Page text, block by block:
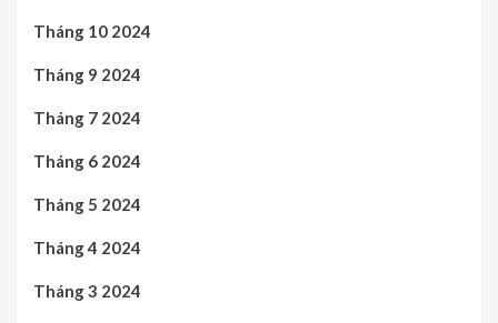
Tháng 10 2024
Tháng 9 2024
Tháng 7 2024
Tháng 6 2024
Tháng 5 2024
Tháng 4 2024
Tháng 3 2024